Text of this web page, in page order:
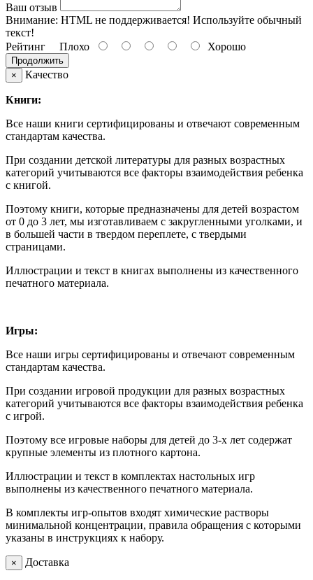
Ваш отзыв
Внимание: HTML не поддерживается! Используйте обычный
текст!
Рейтинг Плохо Хорошо
Продолжить
×
Качество
Книги:
Все наши книги сертифицированы и отвечают современным
стандартам качества.
При создании детской литературы для разных возрастных
категорий учитываются все факторы взаимодействия ребенка
с книгой.
Поэтому книги, которые предназначены для детей возрастом
от 0 до 3 лет, мы изготавливаем с закругленными уголками, и
в большей части в твердом переплете, с твердыми
страницами.
Иллюстрации и текст в книгах выполнены из качественного
печатного материала.
Игры:
Все наши игры сертифицированы и отвечают современным
стандартам качества.
При создании игровой продукции для разных возрастных
категорий учитываются все факторы взаимодействия ребенка
с игрой.
Поэтому все игровые наборы для детей до 3-х лет содержат
крупные элементы из плотного картона.
Иллюстрации и текст в комплектах настольных игр
выполнены из качественного печатного материала.
В комплекты игр-опытов входят химические растворы
минимальной концентрации, правила обращения с которыми
указаны в инструкциях к набору.
× Доставка